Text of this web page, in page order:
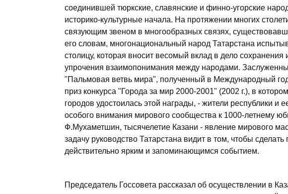
соединившей тюркские, славянские и финно-угорские
историко-культурные начала. На протяжении многих
связующим звеном в многообразных связях,
его словам, многонациональный народ Татарстана
столицу, которая вносит весомый вклад в дело сохранения
упрочения взаимопонимания между народами.
"Пальмовая ветвь мира", полученный в Международный
приз конкурса "Города за мир 2000-2001" (2002 г.), в
городов удостоилась этой награды, - жители республики и
особого внимания мирового сообщества к 1000-летнему
Ф.Мухаметшин, тысячелетие Казани - явление мирового
задачу руководство Татарстана видит в том, чтобы
действительно ярким и запоминающимся событием.
Председатель Госсовета рассказал об осуществлении в